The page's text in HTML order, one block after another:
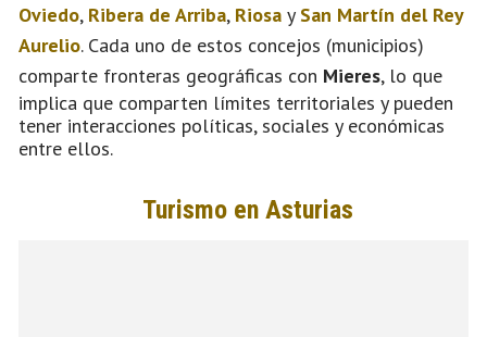
Oviedo, Ribera de Arriba, Riosa y San Martín del Rey
Aurelio. Cada uno de estos concejos (municipios)
comparte fronteras geográficas con Mieres, lo que
implica que comparten límites territoriales y pueden
tener interacciones políticas, sociales y económicas
entre ellos.